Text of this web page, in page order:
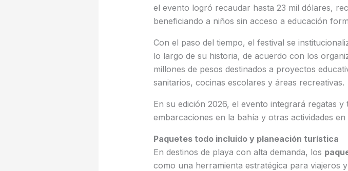
el evento logró recaudar hasta 23 mil dólares,
beneficiando a niños sin acceso a educación
Con el paso del tiempo, el festival se
lo largo de su historia, de acuerdo con los
millones de pesos destinados a proyectos
sanitarios, cocinas escolares y áreas recreativas.
En su edición 2026, el evento integrará regatas
embarcaciones en la bahía y otras actividades
Paquetes todo incluido y planeación turística
En destinos de playa con alta demanda, los
como una herramienta estratégica para viajeros